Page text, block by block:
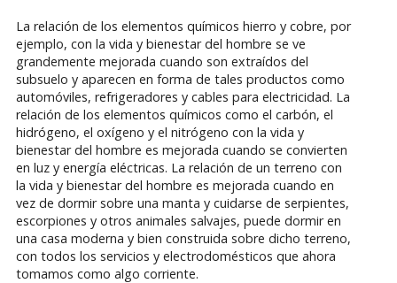
La relación de los elementos químicos hierro y cobre, por
ejemplo, con la vida y bienestar del hombre se ve
grandemente mejorada cuando son extraídos del
subsuelo y aparecen en forma de tales productos como
automóviles, refrigeradores y cables para electricidad. La
relación de los elementos químicos como el carbón, el
hidrógeno, el oxígeno y el nitrógeno con la vida y
bienestar del hombre es mejorada cuando se convierten
en luz y energía eléctricas. La relación de un terreno con
la vida y bienestar del hombre es mejorada cuando en
vez de dormir sobre una manta y cuidarse de serpientes,
escorpiones y otros animales salvajes, puede dormir en
una casa moderna y bien construida sobre dicho terreno,
con todos los servicios y electrodomésticos que ahora
tomamos como algo corriente.